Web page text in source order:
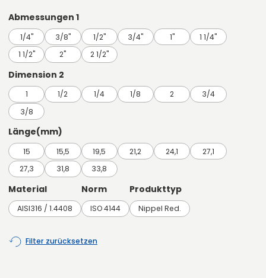
Abmessungen 1
1/4" 3/8" 1/2" 3/4" 1"
1 1/4"
1 1/2"
2" 2 1/2"
Dimension 2
1 1/2 1/4 1/8 2
3/4
3/8
Länge(mm)
15 15,5 19,5 21,2 24,1
27,1
27,3
31,8 33,8
Material
AISI316 / 1.4408
Norm
ISO 4144
Produkttyp
Nippel Red.
Filter zurücksetzen